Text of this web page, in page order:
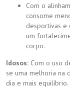
Com o
consome
desportivas e
um
corpo.
Idosos: Com o uso
se uma melhoria na
dia e mais equilíbrio.